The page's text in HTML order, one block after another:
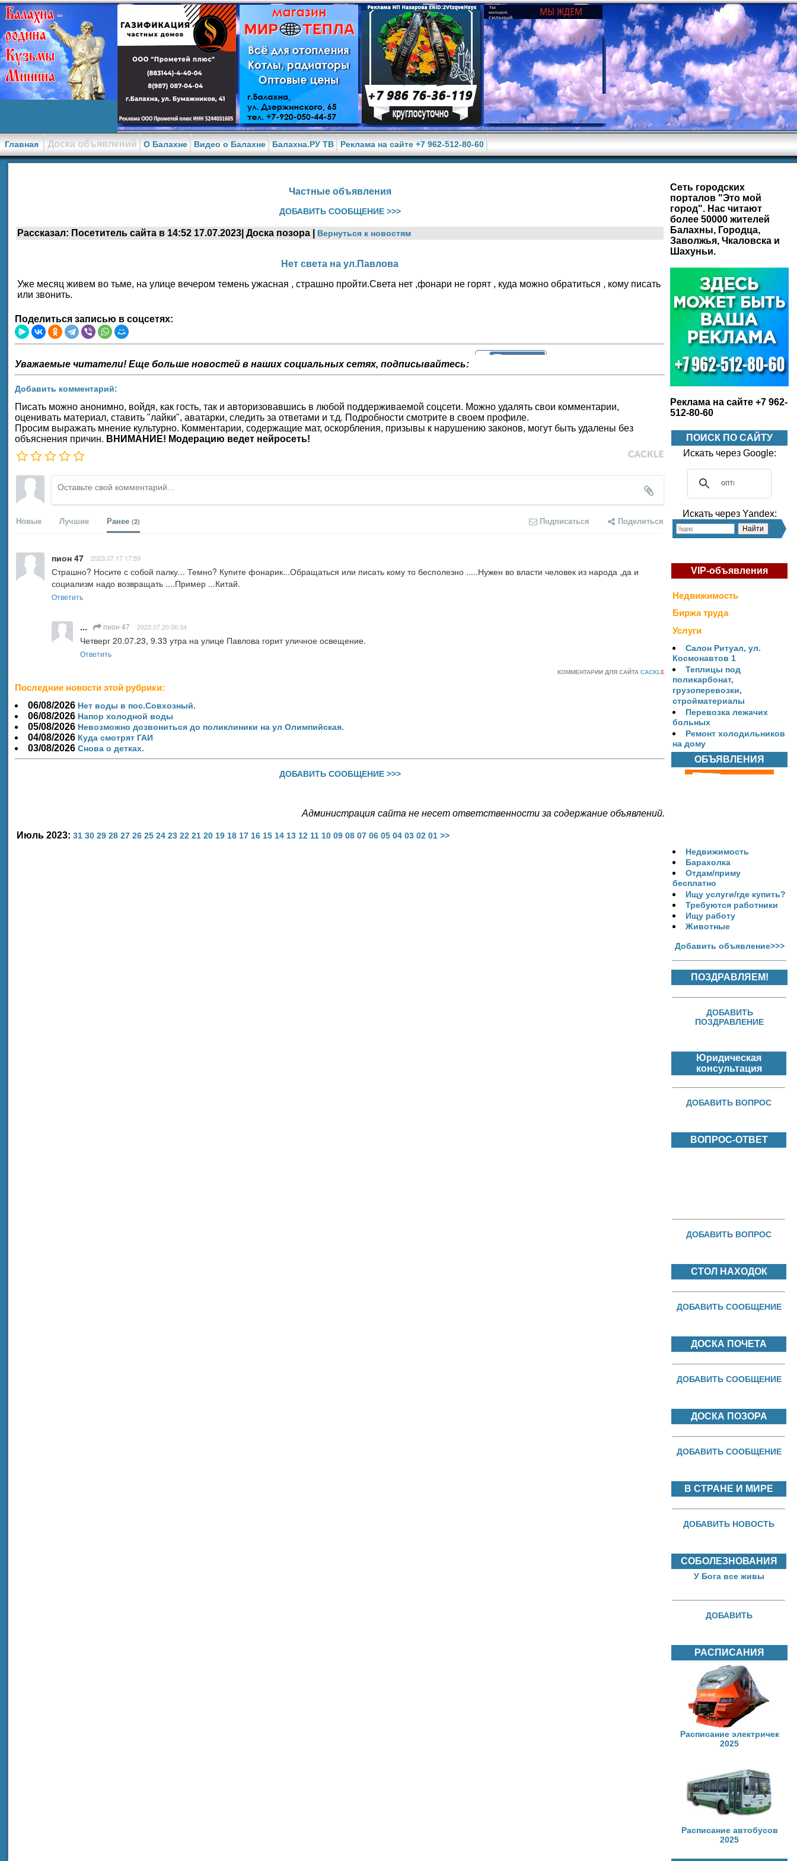
Главная Доска объявлений О Балахне Видео о Балахне Балахна.РУ ТВ Реклама на сайте +7 962-512-80-60
Частные объявления
ДОБАВИТЬ СООБЩЕНИЕ >>>
Рассказал: Посетитель сайта в 14:52 17.07.2023| Доска позора | Вернуться к новостям
Нет света на ул.Павлова
Уже месяц живем во тьме, на улице вечером темень ужасная , страшно пройти.Света нет ,фонари не горят , куда можно обратиться , кому писать
или звонить.
Поделиться записью в соцсетях:
Уважаемые читатели! Еще больше новостей в наших социальных сетях, подписывайтесь:
Добавить комментарий:
Писать можно анонимно, войдя, как гость, так и авторизовавшись в любой поддерживаемой соцсети. Можно удалять свои комментарии,
оценивать материал, ставить "лайки", аватарки, следить за ответами и т.д. Подробности смотрите в своем профиле.
Просим выражать мнение культурно. Комментарии, содержащие мат, оскорбления, призывы к нарушению законов, могут быть удалены без
объяснения причин. ВНИМАНИЕ! Модерацию ведет нейросеть!
Новые Лучшие Ранее (2) Подписаться Поделиться
пион 47 2023.07.17 17:59
Страшно? Носите с собой палку... Темно? Купите фонарик...Обращаться или писать кому то бесполезно .....Нужен во власти человек из народа ,да и
социализм надо возвращать ....Пример ...Китай.
Ответить
... пион 47 2023.07.20 06:34
Четверг 20.07.23, 9.33 утра на улице Павлова горит уличное освещение.
Ответить
КОММЕНТАРИИ ДЛЯ САЙТА CACKL E
Последние новости этой рубрики:
06/08/2026 Нет воды в пос.Совхозный.
06/08/2026 Напор холодной воды
05/08/2026 Невозможно дозвониться до поликлиники на ул Олимпийская.
04/08/2026 Куда смотрят ГАИ
03/08/2026 Снова о детках.
ДОБАВИТЬ СООБЩЕНИЕ >>>
Администрация сайта не несет ответственности за содержание объявлений.
Июль 2023: 31 30 29 28 27 26 25 24 23 22 21 20 19 18 17 16 15 14 13 12 11 10 09 08 07 06 05 04 03 02 01 >>
Сеть городских
порталов "Это мой
город". Нас читают
более 50000 жителей
Балахны, Городца,
Заволжья, Чкаловска и
Шахуньи.
Реклама на сайте +7 962-
512-80-60
ПОИСК ПО САЙТУ
Искать через Google:
Искать через Yandex:
VIP-объявления
Недвижимость
Биржа труда
Услуги
Салон Ритуал, ул.
Космонавтов 1
Теплицы под
поликарбонат,
грузоперевозки,
стройматериалы
Перевозка лежачих
больных
Ремонт холодильников
на дому
ОБЪЯВЛЕНИЯ
Недвижимость
Барахолка
Отдам/приму
бесплатно
Ищу услуги/где купить?
Требуются работники
Ищу работу
Животные
Добавить объявление>>>
ПОЗДРАВЛЯЕМ!
ДОБАВИТЬ
ПОЗДРАВЛЕНИЕ
Юридическая
консультация
ДОБАВИТЬ ВОПРОС
ВОПРОС-ОТВЕТ
ДОБАВИТЬ ВОПРОС
СТОЛ НАХОДОК
ДОБАВИТЬ СООБЩЕНИЕ
ДОСКА ПОЧЕТА
ДОБАВИТЬ СООБЩЕНИЕ
ДОСКА ПОЗОРА
ДОБАВИТЬ СООБЩЕНИЕ
В СТРАНЕ И МИРЕ
ДОБАВИТЬ НОВОСТЬ
СОБОЛЕЗНОВАНИЯ
У Бога все живы
ДОБАВИТЬ
РАСПИСАНИЯ
Расписание электричек
2025
Расписание автобусов
2025